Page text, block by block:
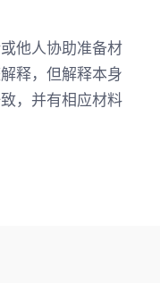
他人协助准备材
释，但解释本身
，并有相应材料